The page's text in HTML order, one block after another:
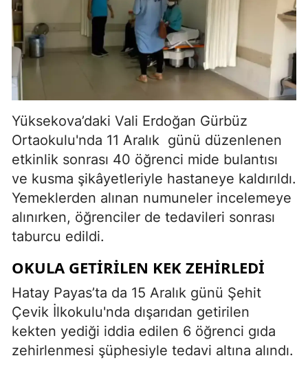
Yüksekova’daki Vali Erdoğan Gürbüz
Ortaokulu'nda 11 Aralık günü düzenlenen
etkinlik sonrası 40 öğrenci mide bulantısı
ve kusma şikâyetleriyle hastaneye kaldırıldı.
Yemeklerden alınan numuneler incelemeye
alınırken, öğrenciler de tedavileri sonrası
taburcu edildi.
OKULA GETIRILEN KEK ZEHIRLEDI
Hatay Payas’ta da 15 Aralık günü Şehit
Çevik İlkokulu'nda dışarıdan getirilen
kekten yediği iddia edilen 6 öğrenci gıda
zehirlenmesi şüphesiyle tedavi altına alındı.